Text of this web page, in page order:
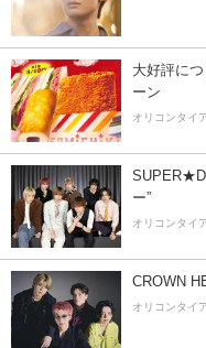
大好評に
ーン
オリコンタイ
ー”
オリコンタイ
CROWN
オリコンタイ